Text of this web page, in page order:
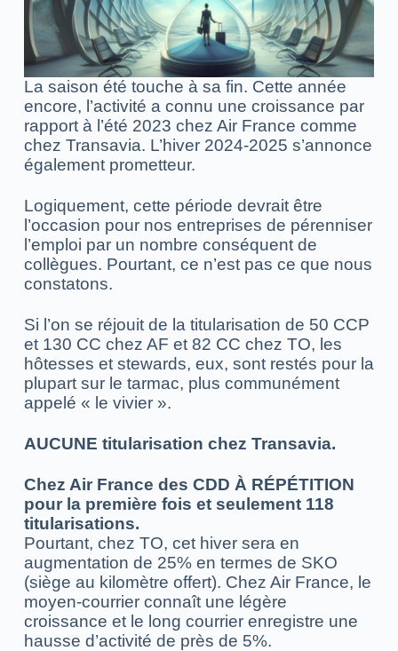
La saison été touche à sa fin. Cette année
encore, l’activité a connu une croissance par
rapport à l’été 2023 chez Air France comme
chez Transavia. L’hiver 2024-2025 s’annonce
également prometteur.
Logiquement, cette période devrait être
l’occasion pour nos entreprises de pérenniser
l’emploi par un nombre conséquent de
collègues. Pourtant, ce n’est pas ce que nous
constatons.
Si l’on se réjouit de la titularisation de 50 CCP
et 130 CC chez AF et 82 CC chez TO, les
hôtesses et stewards, eux, sont restés pour la
plupart sur le tarmac, plus communément
appelé « le vivier ».
AUCUNE titularisation chez Transavia.
Chez Air France des CDD À RÉPÉTITION
pour la première fois et seulement 118
titularisations.
Pourtant, chez TO, cet hiver sera en
augmentation de 25% en termes de SKO
(siège au kilomètre offert). Chez Air France, le
moyen-courrier connaît une légère
croissance et le long courrier enregistre une
hausse d’activité de près de 5%.